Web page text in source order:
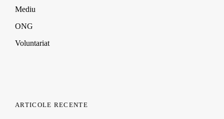
Mediu
ONG
Voluntariat
ARTICOLE RECENTE